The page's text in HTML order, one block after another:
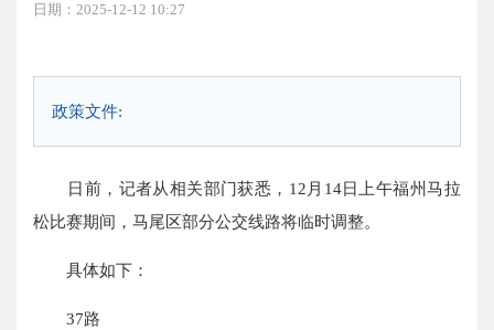
日期：2025-12-12 10:27
政策文件:
日前，记者从相关部门获悉，12月14日上午福州马拉
松比赛期间，马尾区部分公交线路将临时调整。
具体如下：
37路